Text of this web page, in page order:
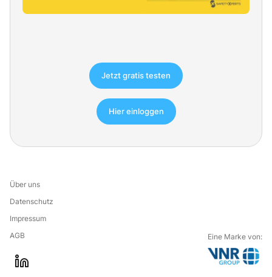
Jetzt gratis testen
Hier einloggen
Über uns
Datenschutz
Impressum
AGB
Eine Marke von: